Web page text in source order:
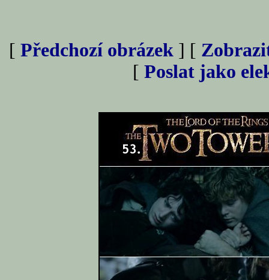
[ Předchozí obrázek ] [
[ Poslat jako